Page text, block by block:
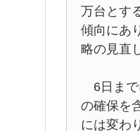
万台とす
傾向にあ
略の見直
6日まで
の確保を
には変わ